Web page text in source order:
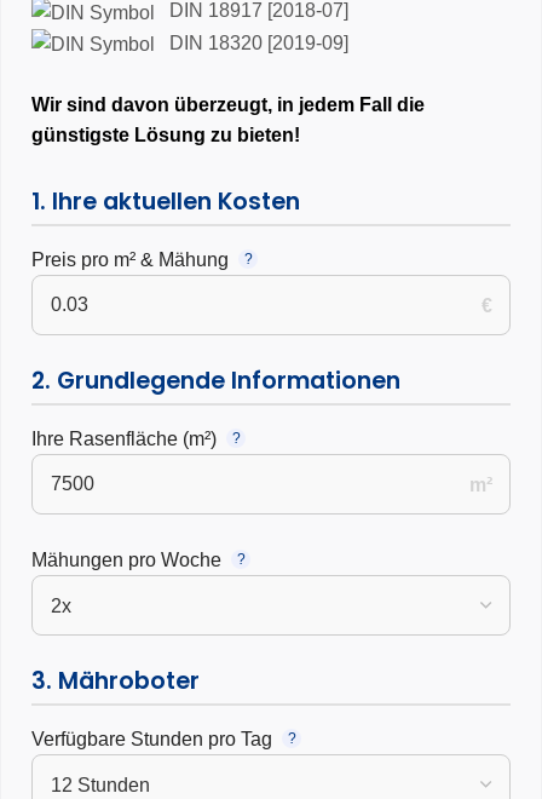
DIN 18917 [2018-07]
DIN 18320 [2019-09]
Wir sind davon überzeugt, in jedem Fall die
günstigste Lösung zu bieten!
1. Ihre aktuellen Kosten
Preis pro m² & Mähung ?
€
2. Grundlegende Informationen
Ihre Rasenfläche (m²) ?
m²
Mähungen pro Woche ?
3. Mähroboter
Verfügbare Stunden pro Tag ?